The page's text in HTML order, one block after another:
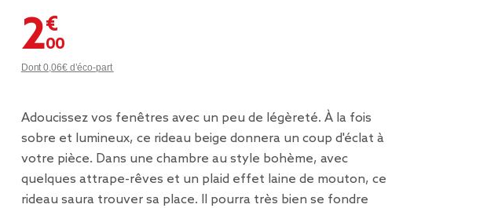
2,00 €
Dont 0,06€ d’éco-part
Adoucissez vos fenêtres avec un peu de légèreté. À la fois
sobre et lumineux, ce rideau beige donnera un coup d'éclat à
votre pièce. Dans une chambre au style bohème, avec
quelques attrape-rêves et un plaid effet laine de mouton, ce
rideau saura trouver sa place. Il pourra très bien se fondre